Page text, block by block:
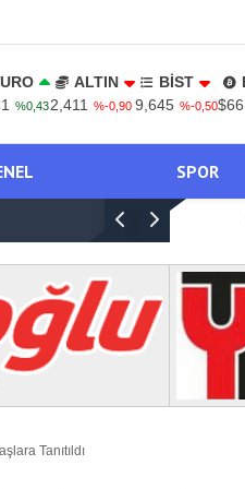
%0,43
ALTIN
2,411
%-0,90
BİST
9,645 %-0,50
SPOR
Ônder Gültekin Vefat Etmiştir
Tanıtıldı